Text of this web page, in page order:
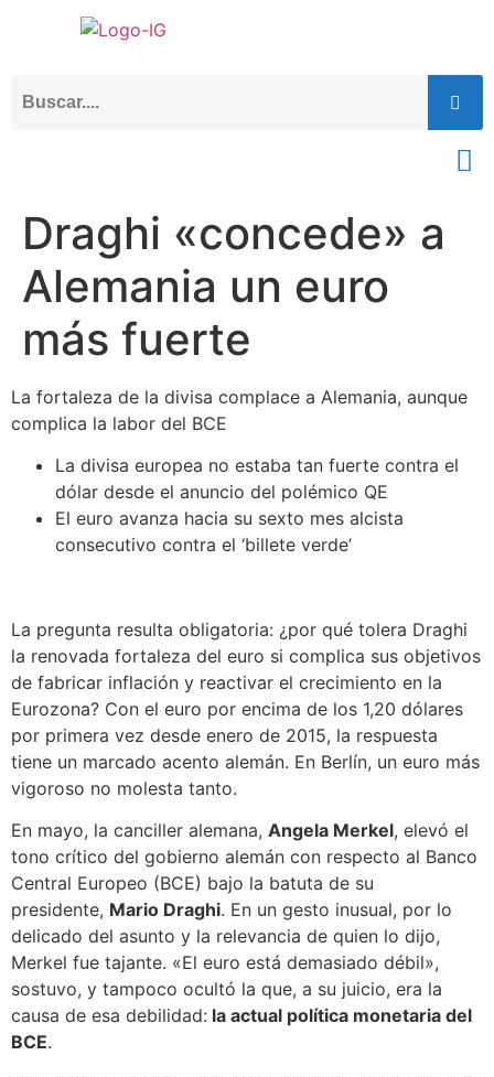
Draghi «concede» a
Alemania un euro
más fuerte
La fortaleza de la divisa complace a Alemania, aunque
complica la labor del BCE
La divisa europea no estaba tan fuerte contra el
dólar desde el anuncio del polémico QE
El euro avanza hacia su sexto mes alcista
consecutivo contra el ‘billete verde’
La pregunta resulta obligatoria: ¿por qué tolera Draghi
la renovada fortaleza del euro si complica sus objetivos
de fabricar inflación y reactivar el crecimiento en la
Eurozona? Con el euro por encima de los 1,20 dólares
por primera vez desde enero de 2015, la respuesta
tiene un marcado acento alemán. En Berlín, un euro más
vigoroso no molesta tanto.
En mayo, la canciller alemana, Angela Merkel, elevó el
tono crítico del gobierno alemán con respecto al Banco
Central Europeo (BCE) bajo la batuta de su
presidente, Mario Draghi. En un gesto inusual, por lo
delicado del asunto y la relevancia de quien lo dijo,
Merkel fue tajante. «El euro está demasiado débil»,
sostuvo, y tampoco ocultó la que, a su juicio, era la
causa de esa debilidad: la actual política monetaria del
BCE.